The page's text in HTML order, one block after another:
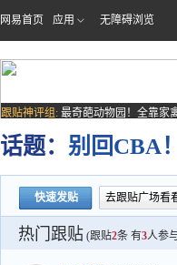
网易首页 应用 无障碍浏览
跟贴神评组: 最奇葩动物园！全靠家
场子
话题： 别回CBA
快速发贴 去跟贴广场看
热门跟贴 (跟贴2条 有3人参